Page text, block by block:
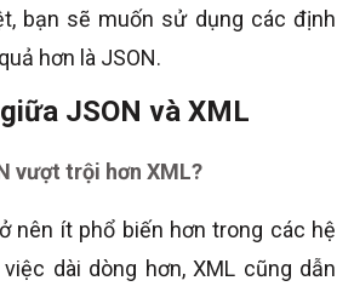
bạn sẽ muốn sử dụng các định
hơn là JSON.
JSON và XML
vượt trội hơn XML?
nên ít phổ biến hơn trong các hệ
dài dòng hơn, XML cũng dẫn